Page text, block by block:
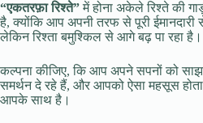
“एकतरफ़ा रिश्ते”में होना अकेले रिश्ते की
है, क्योंकि आप अपनी तरफ से पूरी
लेकिन रिश्ता बमुश्किल से आगे बढ़ पा रहा है।
कल्पना कीजिए, कि आप अपने सपनों को
समर्थन दे रहे हैं, और आपको ऐसा महसूस
आपके साथ है।